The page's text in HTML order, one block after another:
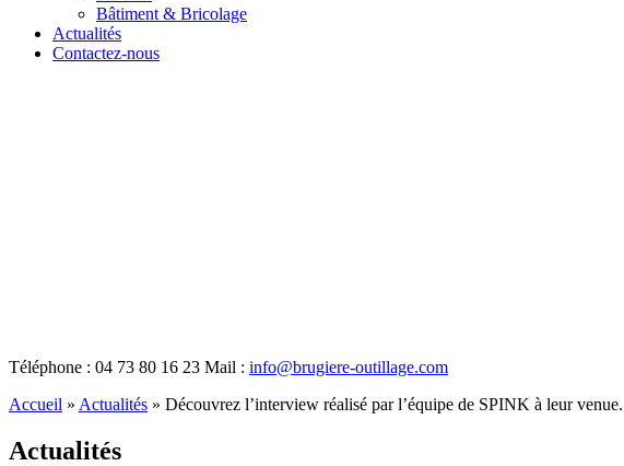
Bâtiment & Bricolage
Actualités
Contactez-nous
Téléphone : 04 73 80 16 23 Mail : info@brugiere-outillage.com
Accueil » Actualités » Découvrez l’interview réalisé par l’équipe de SPINK à leur venue.
Actualités